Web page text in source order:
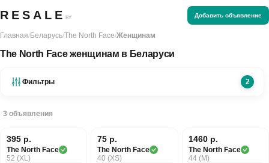
RESALE BY Добавить объявление
Главная/Беларусь/The North Face/Женщинам
The North Face женщинам в Беларуси
Фильтры 2
3 объявления
PREMIUM
395 р.
The North Face
52 (XL)
PREMIUM
75 р.
The North Face
40 (XS)
PREMIUM
1460 р.
The North Face
44 (M)